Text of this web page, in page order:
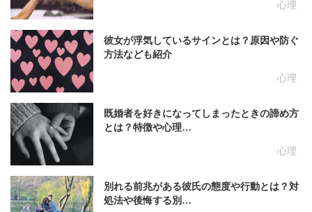
心理
心理
彼女が浮気しているサインとは？原因や防ぐ
方法なども紹介
心理
既婚者を好きになってしまったときの諦め方
とは？特徴や心理…
別れる前兆がある彼氏の態度や行動とは？対
処法や後悔する別…